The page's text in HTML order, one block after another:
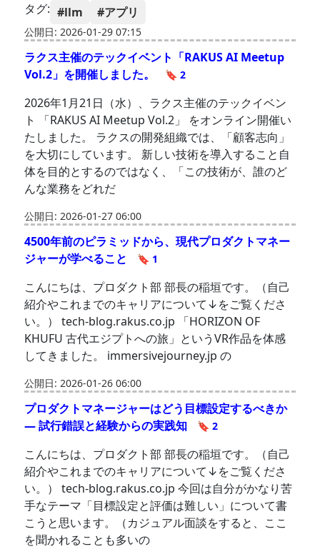
タグ: #llm #アプリ
公開日: 2026-01-29 07:15
ラクス主催のテックイベント「RAKUS AI Meetup
Vol.2」を開催しました。
🔖 2
2026年1月21日（水）、ラクス主催のテックイベン
ト 「RAKUS AI Meetup Vol.2」 をオンライン開催い
たしました。 ラクスの開発組織では、「顧客志向」
を大切にしています。 新しい技術を導入すること自
体を目的とするのではなく、「この技術が、誰のど
んな業務をどれだ
公開日: 2026-01-27 06:00
4500年前のピラミッドから、現代プロダクトマネー
ジャーが学べること
🔖 1
こんにちは、プロダクト部 部長の稲垣です。（自己
紹介やこれまでのキャリアについて↓をご覧くださ
い。） tech-blog.rakus.co.jp 「HORIZON OF
KHUFU 古代エジプトへの旅」というVR作品を体感
してきました。 immersivejourney.jp の
公開日: 2026-01-26 06:00
プロダクトマネージャーはどう目標設定するべきか
― 試行錯誤と経験からの実践知
🔖 2
こんにちは、プロダクト部 部長の稲垣です。（自己
紹介やこれまでのキャリアについて↓をご覧くださ
い。） tech-blog.rakus.co.jp 今回は自分がかなり苦
手なテーマ「目標設定と評価は難しい」について書
こうと思います。（カジュアル面談をすると、ここ
を聞かれることも多いの